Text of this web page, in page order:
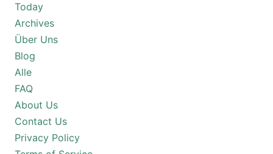
Today
Archives
Über Uns
Blog
Alle
FAQ
About Us
Contact Us
Privacy Policy